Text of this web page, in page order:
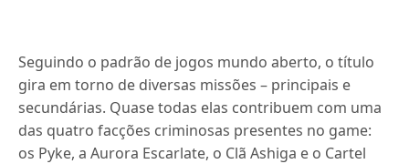
Seguindo o padrão de jogos mundo aberto, o título
gira em torno de diversas missões – principais e
secundárias. Quase todas elas contribuem com uma
das quatro facções criminosas presentes no game:
os Pyke, a Aurora Escarlate, o Clã Ashiga e o Cartel